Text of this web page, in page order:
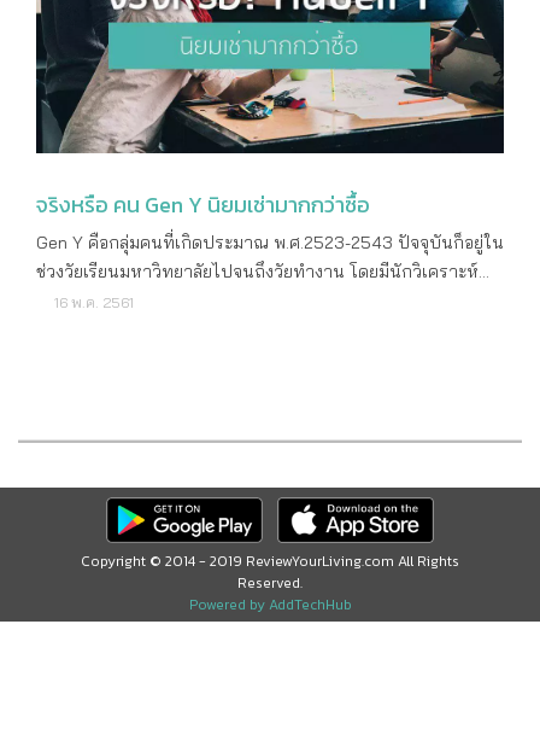
Infographic
ข่าวโปรโมชั่น
จริงหรือ คน Gen Y นิยมเช่ามากกว่าซื้อ
Gen Y คือกลุ่มคนที่เกิดประมาณ พ.ศ.2523-2543 ปัจจุบันก็อยู่ใน
ช่วงวัยเรียนมหาวิทยาลัยไปจนถึงวัยทำงาน โดยมีนักวิเคราะห์
จากหลายแห่งต่างก็ลงความเห็นกันว่า กลุ่มคนวัยนี้มักจะมี
มากมาย รวมไปถึงคอนโดมิเนียม ทาวน์โฮม และบ้านเดี่ยวด้วย
อย่างไรก็คงจะถูกต้องไปเสียทั้งหมดจริงไหมคะ เพราะแต่ละคนก็มี
ไลฟ์สไตล์ที่แตกต่างกันออกไป และเมื่อพูดถึงในแง่ของการอยู่
อาศัยคอนโดมิเนียม บางคนครอบครัวก็ซื้อให้เลยตั้งแต่สมัยเรียน
มหาวิทยาลัย บางคนทำงานได้ 2-3 ปีก็ตัดสินใจซื้อเอง ยิ่งเริ่มผ่อน
เร็ว โปะเป็นบางช่วงก็ยิ่งหมดเร็ว เพราะระยะหลังมาหลาย
16 พ.ค. 2561
Copyright © 2014 - 2019 ReviewYourLiving.com All Rights
Reserved.
Powered by AddTechHub